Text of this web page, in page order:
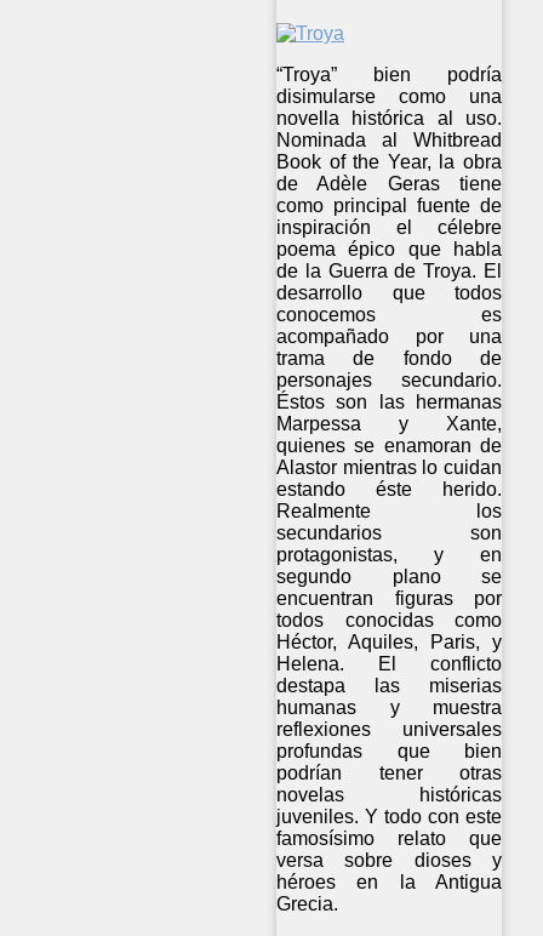
“Troya” bien podría
disimularse como una
novella histórica al uso.
Nominada al Whitbread
Book of the Year, la obra
de Adèle Geras tiene
como principal fuente de
inspiración el célebre
poema épico que habla
de la Guerra de Troya. El
desarrollo que todos
conocemos es
acompañado por una
trama de fondo de
personajes secundario.
Éstos son las hermanas
Marpessa y Xante,
quienes se enamoran de
Alastor mientras lo cuidan
estando éste herido.
Realmente los
secundarios son
protagonistas, y en
segundo plano se
encuentran figuras por
todos conocidas como
Héctor, Aquiles, Paris, y
Helena. El conflicto
destapa las miserias
humanas y muestra
reflexiones universales
profundas que bien
podrían tener otras
novelas históricas
juveniles. Y todo con este
famosísimo relato que
versa sobre dioses y
héroes en la Antigua
Grecia.